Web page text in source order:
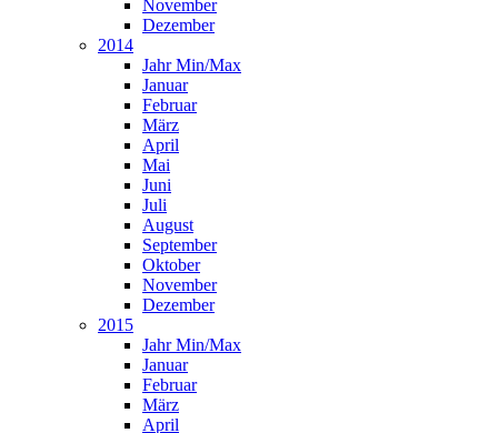
November
Dezember
2014
Jahr Min/Max
Januar
Februar
März
April
Mai
Juni
Juli
August
September
Oktober
November
Dezember
2015
Jahr Min/Max
Januar
Februar
März
April